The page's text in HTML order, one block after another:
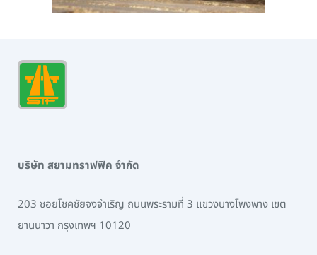
บริษัท สยามทราฟฟิค จำกัด
203 ซอยโชคชัยจงจำเริญ ถนนพระรามที่ 3 แขวงบางโพงพาง เขต
ยานนาวา กรุงเทพฯ 10120